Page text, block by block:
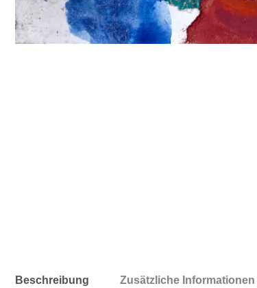
Beschreibung Zusätzliche Informationen